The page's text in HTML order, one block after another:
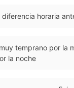
diferencia horaria
temprano por la
la noche